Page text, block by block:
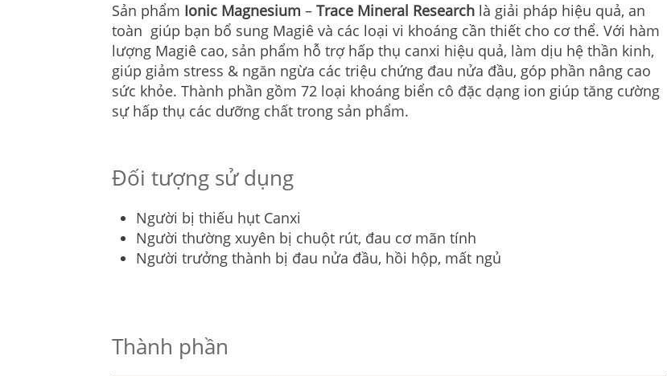
Sản phẩm Ionic Magnesium – Trace Mineral Research là giải pháp hiệu quả, an
toàn giúp bạn bổ sung Magiê và các loại vi khoáng cần thiết cho cơ thể. Với hàm
lượng Magiê cao, sản phẩm hỗ trợ hấp thụ canxi hiệu quả, làm dịu hệ thần kinh,
giúp giảm stress & ngăn ngừa các triệu chứng đau nửa đầu, góp phần nâng cao
sức khỏe. Thành phần gồm 72 loại khoáng biển cô đặc dạng ion giúp tăng cường
sự hấp thụ các dưỡng chất trong sản phẩm.
Đối tượng sử dụng
Người bị thiếu hụt Canxi
Người thường xuyên bị chuột rút, đau cơ mãn tính
Người trưởng thành bị đau nửa đầu, hồi hộp, mất ngủ
Thành phần